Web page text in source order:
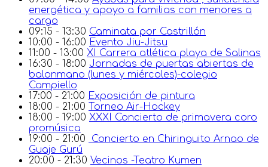
energética y apoyo a familias con menores a
cargo
09:15 - 13:30 Caminata por Castrillón
10:00 - 16:00 Evento Jiu-Jitsu
11:00 - 13:00 XI Carrera atlética playa de Salinas
16:30 - 18:00 Jornadas de puertas abiertas de
balonmano (lunes y miércoles)-colegio
Campiello
17:00 - 21:00 Exposición de pintura
18:00 - 21:00
Torneo Air-Hockey
18:00 - 19:00 XXXI Concierto de primavera coro
promúsica
19:00 - 21:00
Concierto en Chiringuito Arnao de
Guaje Gurú
20:00 - 21:30 Vecinos -Teatro Kumen